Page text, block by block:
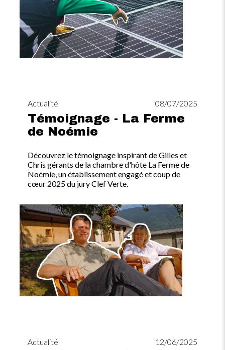
Actualité 08/07/2025
Témoignage - La Ferme
de Noémie
Découvrez le témoignage inspirant de Gilles et
Chris gérants de la chambre d'hôte La Ferme de
Noémie, un établissement engagé et coup de
cœur 2025 du jury Clef Verte.
Image
Actualité 12/06/2025